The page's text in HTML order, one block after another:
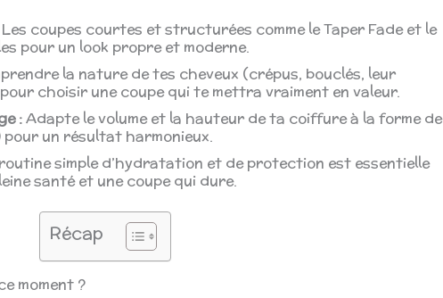
Les coupes courtes et structurées comme le Taper Fade et le
pour un look propre et moderne.
la nature de tes cheveux (crépus, bouclés, leur
choisir une coupe qui te mettra vraiment en valeur.
:Adapte le volume et la hauteur de ta coiffure à la forme de
un résultat harmonieux.
simple d’hydratation et de protection est essentielle
santé et une coupe qui dure.
Récap
moment ?